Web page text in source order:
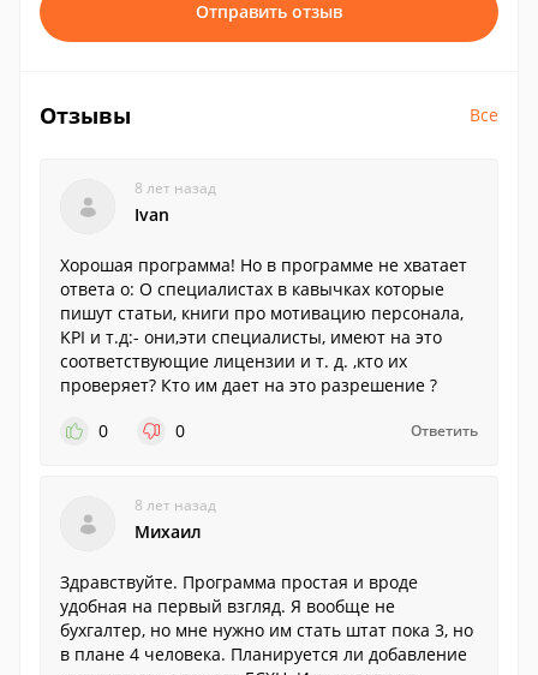
Отправить отзыв
Отзывы Все
8 лет назад
Ivan
Хорошая программа! Но в программе не хватает
ответа о: О специалистах в кавычках которые
пишут статьи, книги про мотивацию персонала,
KPI и т.д:- они,эти специалисты, имеют на это
соответствующие лицензии и т. д. ,кто их
проверяет? Кто им дает на это разрешение ?
0
0 Ответить
8 лет назад
Михаил
Здравствуйте. Программа простая и вроде
удобная на первый взгляд. Я вообще не
бухгалтер, но мне нужно им стать штат пока 3, но
в плане 4 человека. Планируется ли добавление